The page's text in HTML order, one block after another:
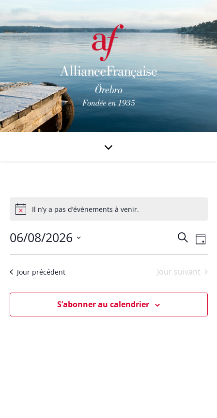
Il n’y a pas d’évènements à venir.
et
de
de
Jour
06/08/2026
Sélectionnez
date.Jour précédent Jour suivant
S’abonner au calendrier